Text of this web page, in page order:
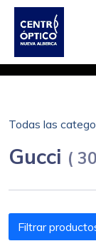
Todas las
Gucci ( 30
Filtrar